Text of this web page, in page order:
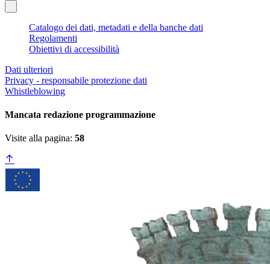
Catalogo dei dati, metadati e della banche dati
Regolamenti
Obiettivi di accessibilità
Dati ulteriori
Privacy - responsabile protezione dati
Whistleblowing
Mancata redazione programmazione
Visite alla pagina: 58